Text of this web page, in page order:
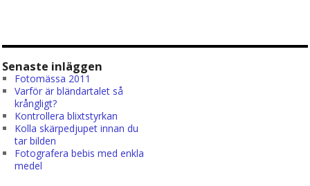
Senaste inläggen
Fotomässa 2011
Varför är bländartalet så
krångligt?
Kontrollera blixtstyrkan
Kolla skärpedjupet innan du
tar bilden
Fotografera bebis med enkla
medel